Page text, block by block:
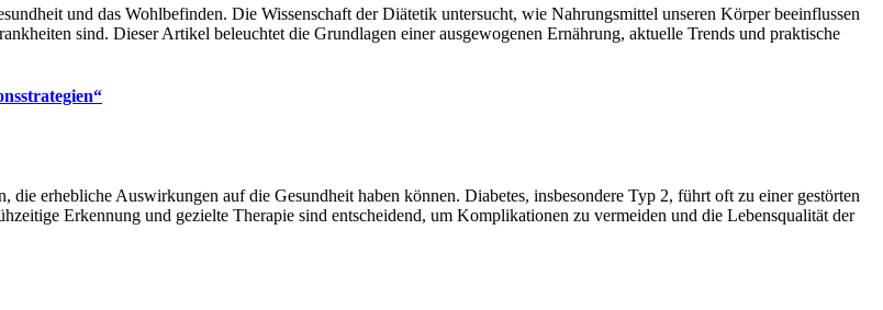
und das Wohlbefinden. Die Wissenschaft der Diätetik untersucht, wie Nahrungsmittel unseren Körper beeinflussen
sind. Dieser Artikel beleuchtet die Grundlagen einer ausgewogenen Ernährung, aktuelle Trends und praktische
erhebliche Auswirkungen auf die Gesundheit haben können. Diabetes, insbesondere Typ 2, führt oft zu einer gestörten
Erkennung und gezielte Therapie sind entscheidend, um Komplikationen zu vermeiden und die Lebensqualität der